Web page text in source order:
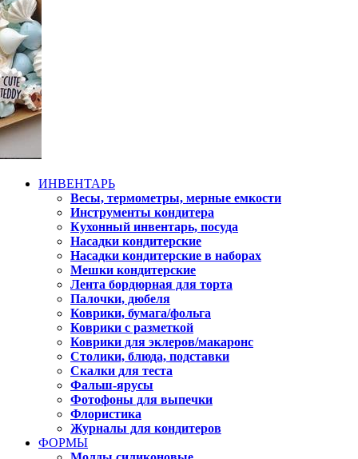
ИНВЕНТАРЬ
Весы, термометры, мерные емкости
Инструменты кондитера
Кухонный инвентарь, посуда
Насадки кондитерские
Насадки кондитерские в наборах
Мешки кондитерские
Лента бордюрная для торта
Палочки, дюбеля
Коврики, бумага/фольга
Коврики с разметкой
Коврики для эклеров/макаронс
Столики, блюда, подставки
Скалки для теста
Фальш-ярусы
Фотофоны для выпечки
Флористика
Журналы для кондитеров
ФОРМЫ